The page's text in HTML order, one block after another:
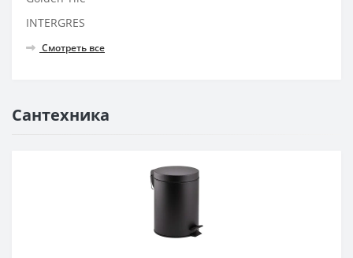
INTERGRES
Смотреть все
Сантехника